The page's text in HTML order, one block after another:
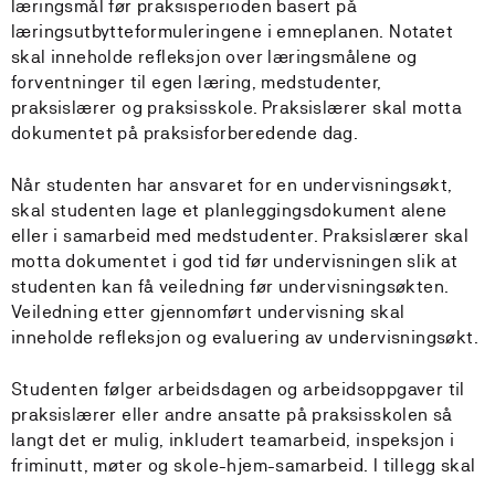
læringsmål før praksisperioden basert på
læringsutbytteformuleringene i emneplanen. Notatet
skal inneholde refleksjon over læringsmålene og
forventninger til egen læring, medstudenter,
praksislærer og praksisskole. Praksislærer skal motta
dokumentet på praksisforberedende dag.
Når studenten har ansvaret for en undervisningsøkt,
skal studenten lage et planleggingsdokument alene
eller i samarbeid med medstudenter. Praksislærer skal
motta dokumentet i god tid før undervisningen slik at
studenten kan få veiledning før undervisningsøkten.
Veiledning etter gjennomført undervisning skal
inneholde refleksjon og evaluering av undervisningsøkt.
Studenten følger arbeidsdagen og arbeidsoppgaver til
praksislærer eller andre ansatte på praksisskolen så
langt det er mulig, inkludert teamarbeid, inspeksjon i
friminutt, møter og skole-hjem-samarbeid. I tillegg skal